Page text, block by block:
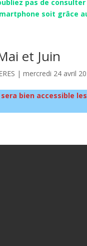
pas de
soit grâce
et Juin
|mercredi 24 avril
bien accessible